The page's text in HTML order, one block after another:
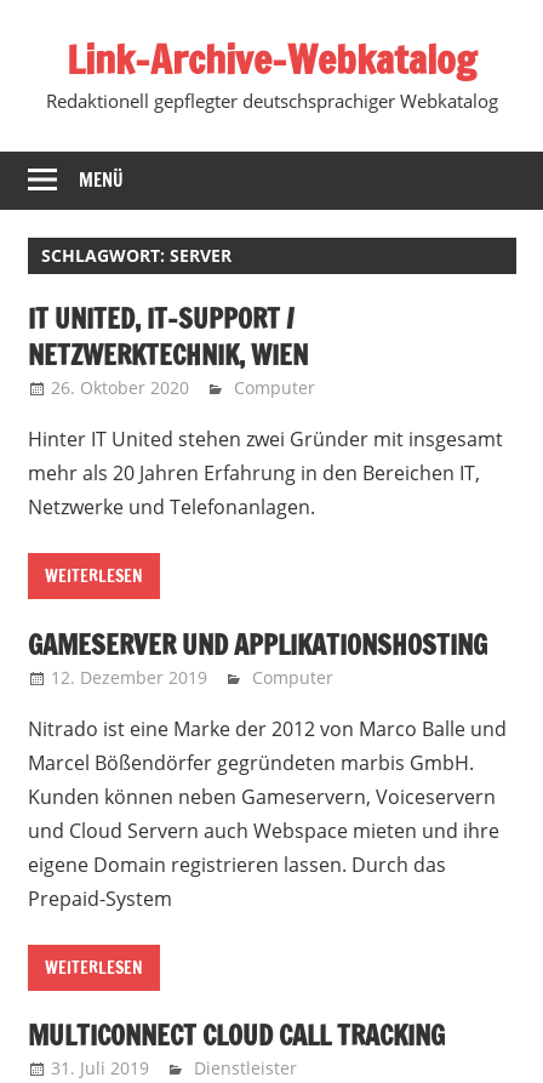
springenLink-Archive-Webkatalog
Redaktionell gepflegter deutschsprachiger Webkatalog
MENÜ
SCHLAGWORT: SERVER
IT UNITED, IT-SUPPORT /
NETZWERKTECHNIK, WIEN
26. Oktober 2020 Marko
Computer
Hinter IT United stehen zwei Gründer mit insgesamt
mehr als 20 Jahren Erfahrung in den Bereichen IT,
Netzwerke und Telefonanlagen.
WEITERLESEN
GAMESERVER UND APPLIKATIONSHOSTING
12. Dezember 2019 Marko
Computer
Nitrado ist eine Marke der 2012 von Marco Balle und
Marcel Bößendörfer gegründeten marbis GmbH.
Kunden können neben Gameservern, Voiceservern
und Cloud Servern auch Webspace mieten und ihre
eigene Domain registrieren lassen. Durch das
Prepaid-System
WEITERLESEN
MULTICONNECT CLOUD CALL TRACKING
31. Juli 2019 Marko
Dienstleister